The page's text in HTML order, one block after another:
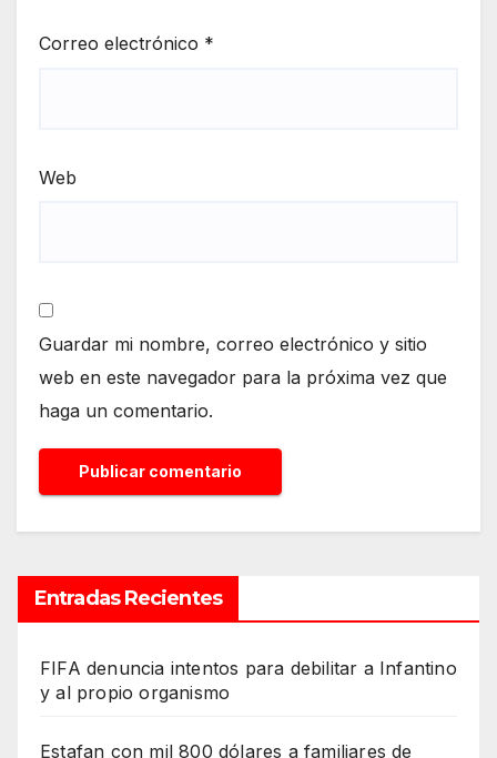
Correo electrónico *
Web
Guardar mi nombre, correo electrónico y sitio
web en este navegador para la próxima vez que
haga un comentario.
Entradas Recientes
FIFA denuncia intentos para debilitar a Infantino
y al propio organismo
Estafan con mil 800 dólares a familiares de